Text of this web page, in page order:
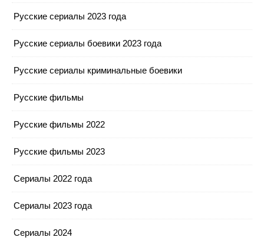
Русские сериалы 2023 года
Русские сериалы боевики 2023 года
Русские сериалы криминальные боевики
Русские фильмы
Русские фильмы 2022
Русские фильмы 2023
Сериалы 2022 года
Сериалы 2023 года
Сериалы 2024